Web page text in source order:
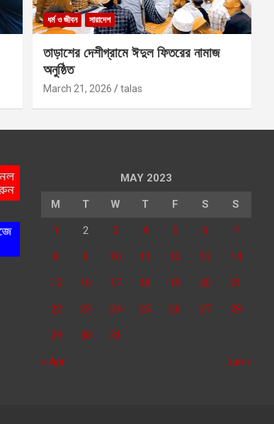
ধর্ম ও জীবন সারাদেশ
তাড়াশের দেশীগ্রামে ঈদুল ফিতরের নামাজ
অনুষ্ঠিত
March 21, 2026 talas
MAY 2023
M T W T F S S
1 2 3 4 5 6 7
8 9 10 11 12 13 14
15 16 17 18 19 20 21
22 23 24 25 26 27 28
29 30 31
« Apr Jun »